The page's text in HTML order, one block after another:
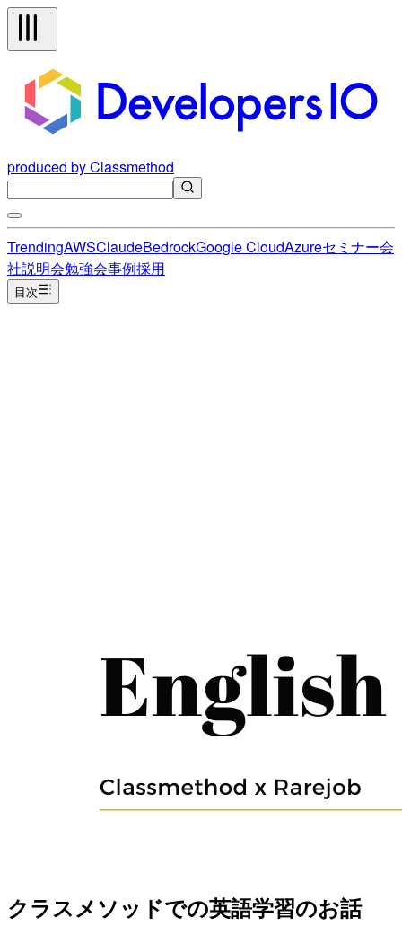
produced by Classmethod
TrendingAWSClaudeBedrockGoogle CloudAzureセミナー会
社説明会勉強会事例採用
目次
クラスメソッドでの英語学習のお話